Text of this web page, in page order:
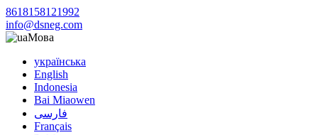
8618158121992
info@dsneg.com
Мова
українська
English
Indonesia
Bai Miaowen
فارسی
Français